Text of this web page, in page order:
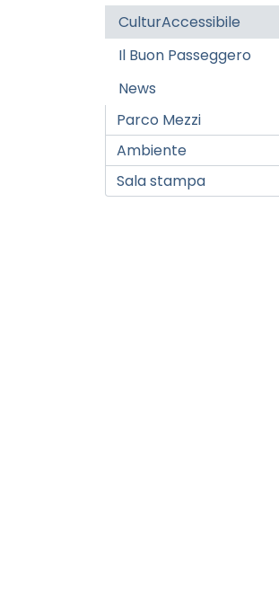
CulturAccessibile
Il Buon Passeggero
News
Parco Mezzi
Ambiente
Sala stampa